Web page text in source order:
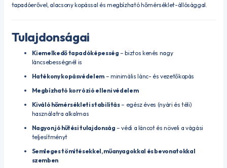
tapadóerővel, alacsony kopással és megbízható hőmérséklet-állósággal.
Tulajdonságai
Kiemelkedő tapadóképesség – biztos kenés nagy
láncsebességnél is
Hatékony kopásvédelem– minimális lánc- és vezetőkopás
Megbízható korrózió elleni védelem
Kiváló hőmérsékleti stabilitás– egész éves (nyári és téli)
használatra alkalmas
Nagyon jó hűtési tulajdonság – védi a láncot és növeli a vágási
teljesítményt
Semleges tömítésekkel, műanyagokkal és bevonatokkal
szemben